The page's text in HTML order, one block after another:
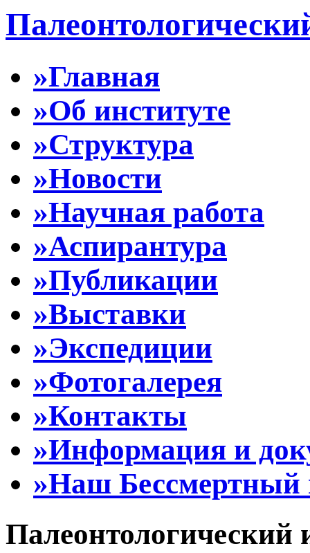
»Главная
»Об институте
»Структура
»Новости
»Научная работа
»Аспирантура
»Публикации
»Выставки
»Экспедиции
»Фотогалерея
»Контакты
»Информация и
»Наш Бессмертный
Палеонтологический